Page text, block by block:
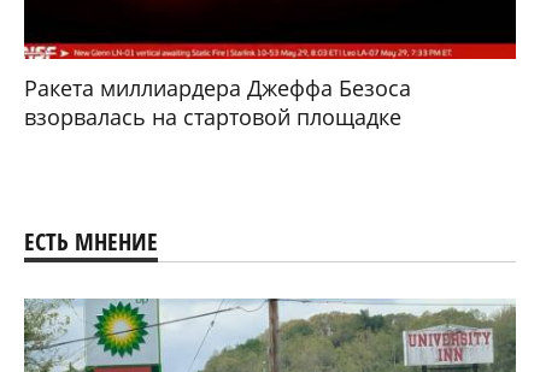
Ракета миллиардера Джеффа Безоса
взорвалась на стартовой площадке
ЕСТЬ МНЕНИЕ